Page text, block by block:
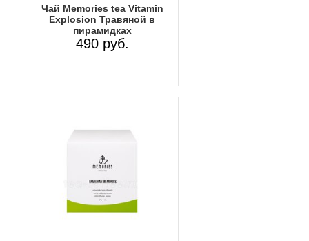
Чай Memories tea Vitamin
Explosion Травяной в
пирамидках
490 руб.